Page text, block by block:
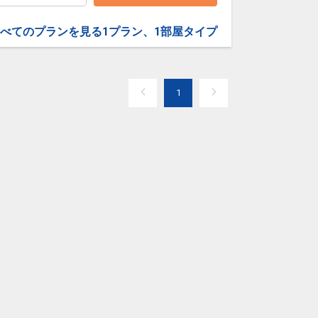
出られる最適地。
てのプランを見る1プラン、1部屋タイプ
1